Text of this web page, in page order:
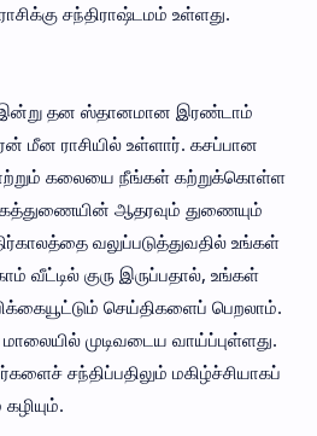
சந்திராஷ்டமம் உள்ளது.
இன்று தன ஸ்தானமான இரண்டாம்
மீன ராசியில் உள்ளார். கசப்பான
கலையை நீங்கள் கற்றுக்கொள்ள
ஆதரவும் துணையும்
வலுப்படுத்துவதில் உங்கள்
வீட்டில் குரு இருப்பதால், உங்கள்
செய்திகளைப் பெறலாம்.
முடிவடைய வாய்ப்புள்ளது.
சந்திப்பதிலும் மகிழ்ச்சியாகப்